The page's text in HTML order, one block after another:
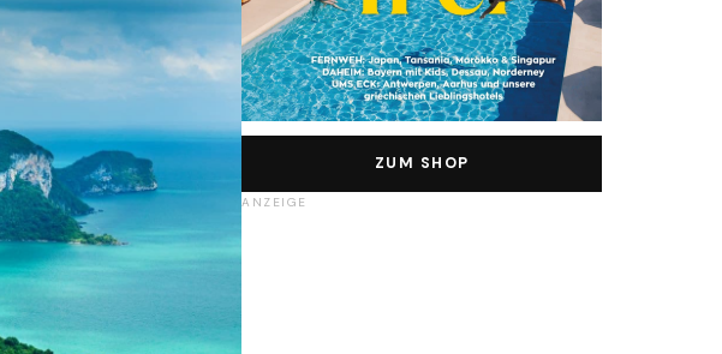
ZUM SHOP
ANZEIGE